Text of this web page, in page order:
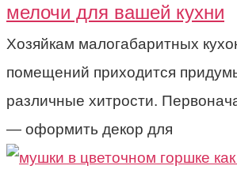
мелочи для вашей кухни
Хозяйкам малогабаритных
помещений приходится
различные хитрости.
— оформить декор для